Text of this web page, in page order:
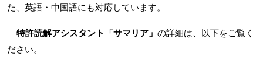
た、英語・中国語にも対応しています。
特許読解アシスタント「サマリア」 の詳細は、以下をご覧く
ださい。